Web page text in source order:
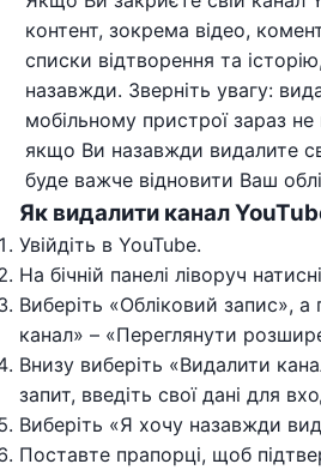
контент, зокрема відео,
списки відтворення та
назавжди. Зверніть увагу:
мобільному пристрої зараз
якщо Ви назавжди видалите
буде важче відновити Ваш
Як видалити канал
Увійдіть в YouTube.
На бічній панелі ліворуч
Виберіть «Обліковий запис», а
канал» – «Переглянути
Внизу виберіть «Видалити
запит, введіть свої дані для
Виберіть «Я хочу назавжди
Поставте прапорці, щоб